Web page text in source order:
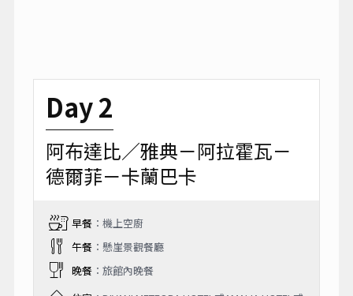
Day 2
阿布達比／雅典－阿拉霍瓦－
德爾菲－卡蘭巴卡
早餐：機上空廚
午餐：懸崖景觀餐廳
晚餐：旅館內晚餐